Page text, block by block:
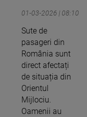
01-03-2026 | 08:10
Sute de
pasageri din
România sunt
direct afectați
de situația din
Orientul
Mijlociu.
Oamenii au